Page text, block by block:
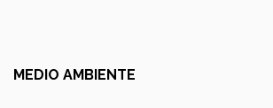
MEDIO AMBIENTE